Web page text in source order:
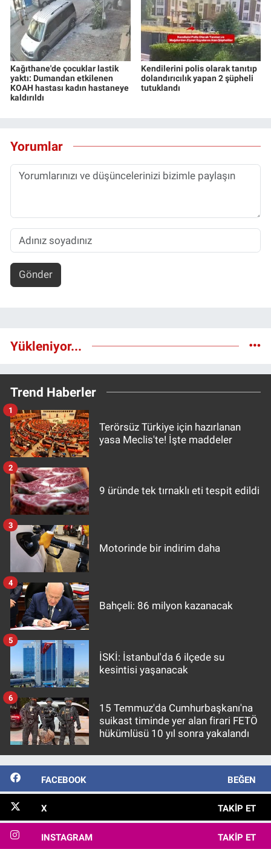
Kağıthane'de çocuklar lastik
yaktı: Dumandan etkilenen
KOAH hastası kadın hastaneye
kaldırıldı
Kendilerini polis olarak tanıtıp
dolandırıcılık yapan 2 şüpheli
tutuklandı
Yorumlar
Gönder
Yükleniyor...
Trend Haberler
Terörsüz Türkiye için hazırlanan
yasa Meclis'te! İşte maddeler
1
9 üründe tek tırnaklı eti tespit edildi
2
Motorinde bir indirim daha
3
Bahçeli: 86 milyon kazanacak
4
İSKİ: İstanbul'da 6 ilçede su
kesintisi yaşanacak
5
15 Temmuz'da Cumhurbaşkanı'na
suikast timinde yer alan firari FETÖ
hükümlüsü 10 yıl sonra yakalandı
6
FACEBOOK BEĞEN
X TAKIP ET
INSTAGRAM TAKIP ET